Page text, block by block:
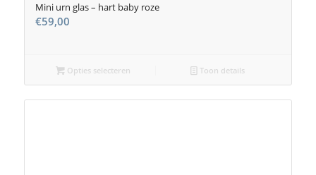
Mini urn glas – hart baby roze
€59,00
Opties selecteren Toon details